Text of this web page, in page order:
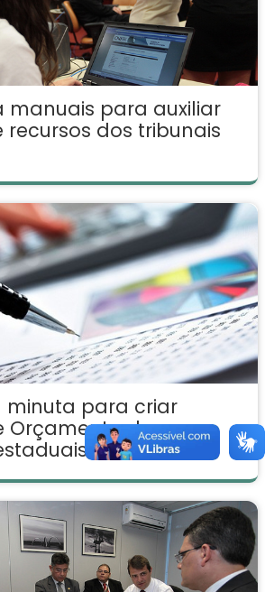
manuais para auxiliar
recursos dos tribunais
minuta para criar
Orçamento dos